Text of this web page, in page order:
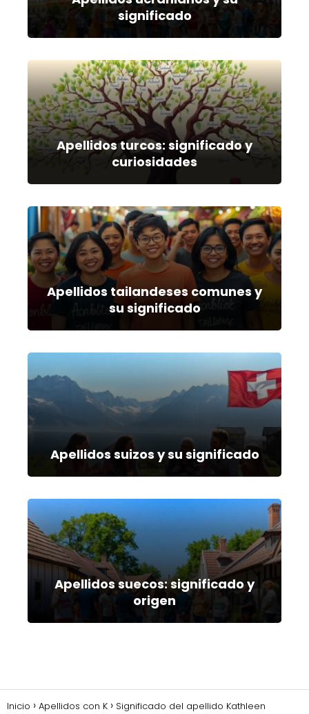
significado
Apellidos turcos: significado y
curiosidades
Apellidos tailandeses comunes y
su significado
Apellidos suizos y su significado
Apellidos suecos: significado y
origen
Inicio Apellidos con K Significado del apellido Kathleen